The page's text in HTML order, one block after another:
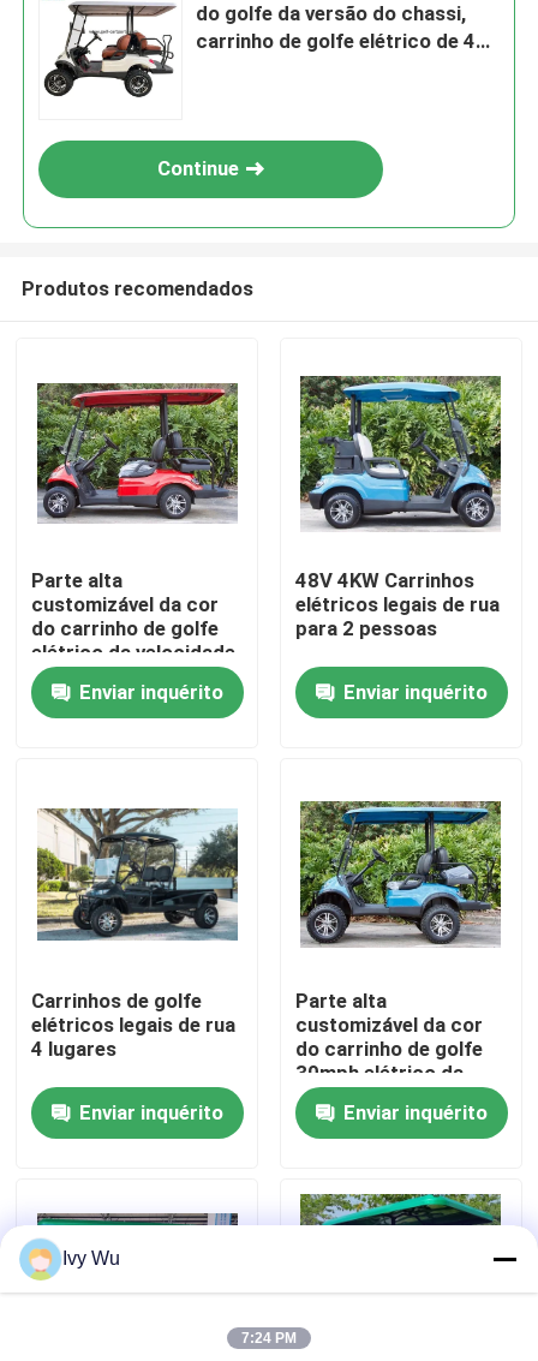
Casa
Sobre nós
Excursão da fábrica
Contato E.U.
Notícia
Espelhos do lado do carrinho de golfe
Tampas de roda do carrinho de golfe
Painel do carrinho de golfe
do golfe da versão do chassi,
carrinho de golfe elétrico de 4
Continue
Produtos recomendados
Parte alta
customizável da cor
do carrinho de golfe
elétrico da velocidade
máxima 30mph
atualizávelEnviar inquérito
48V 4KW Carrinhos
elétricos legais de rua
para 2 pessoas
Enviar inquérito
Carrinhos de golfe
elétricos legais de rua
4 lugares
Enviar inquérito
Parte alta
customizável da cor
do carrinho de golfe
30mph elétrico da
velocidade máxima
atualizávelEnviar inquérito
Ivy Wu
7:24 PM